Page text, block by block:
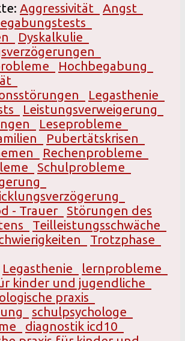
Aggressivität
Angst
Dyskalkulie
Hochbegabung
Legasthenie
Leistungsverweigerung
Leseprobleme
Pubertätskrisen
Rechenprobleme
Schulprobleme
- Trauer
Störungen des
Teilleistungsschwäche
Trotzphase
Legasthenie
lernprobleme
kinder und jugendliche
praxis
schulpsychologe
diagnostik icd10